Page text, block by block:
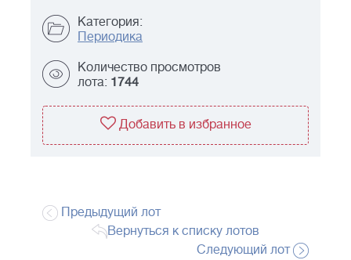
Категория:
Периодика
Количество просмотров
лота: 1744
Добавить в избранное
Предыдущий лот
Вернуться к списку лотов
Следующий лот